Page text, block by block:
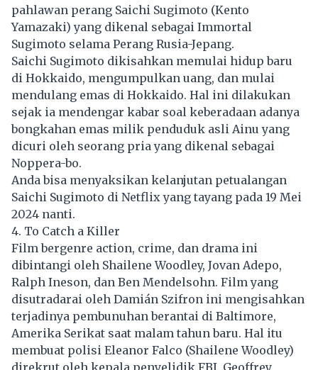
pahlawan perang Saichi Sugimoto (Kento
Yamazaki) yang dikenal sebagai Immortal
Sugimoto selama Perang Rusia-Jepang.
Saichi Sugimoto dikisahkan memulai hidup baru
di Hokkaido, mengumpulkan uang, dan mulai
mendulang emas di Hokkaido. Hal ini dilakukan
sejak ia mendengar kabar soal keberadaan adanya
bongkahan emas milik penduduk asli Ainu yang
dicuri oleh seorang pria yang dikenal sebagai
Noppera-bo.
Anda bisa menyaksikan kelanjutan petualangan
Saichi Sugimoto di Netflix yang tayang pada 19 Mei
2024 nanti.
4. To Catch a Killer
Film bergenre action, crime, dan drama ini
dibintangi oleh Shailene Woodley, Jovan Adepo,
Ralph Ineson, dan Ben Mendelsohn. Film yang
disutradarai oleh Damián Szifron ini mengisahkan
terjadinya pembunuhan berantai di Baltimore,
Amerika Serikat saat malam tahun baru. Hal itu
membuat polisi Eleanor Falco (Shailene Woodley)